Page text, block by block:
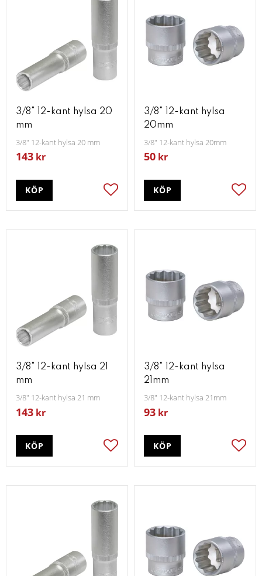
3/8" 12-kant hylsa 20
mm
3/8" 12-kant hylsa 20 mm
143 kr
Lägg till i favoriter
KÖP
3/8" 12-kant hylsa
20mm
3/8" 12-kant hylsa 20mm
50 kr
KÖP
3/8" 12-kant hylsa 21
mm
3/8" 12-kant hylsa 21 mm
143 kr
Lägg till i favoriter
KÖP
3/8" 12-kant hylsa
21mm
3/8" 12-kant hylsa 21mm
93 kr
KÖP